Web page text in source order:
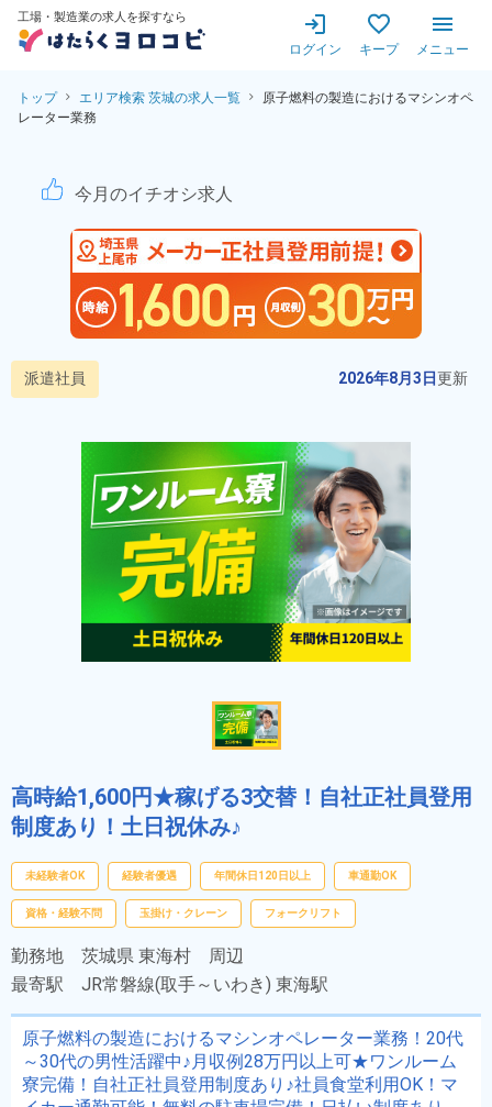
工場・製造業の求人を探すなら
ログイン キープ メニュー
トップ エリア検索 茨城の求人一覧
原子燃料の製造におけるマシンオペ
レーター業務
原子燃料の製造におけるマ
今月のイチオシ求人
派遣社員 2026年8月3日更新
高時給1,600円★稼げる3交替！自社正社員登用
制度あり！土日祝休み♪
未経験者OK 経験者優遇 年間休日120日以上 車通勤OK
資格・経験不問 玉掛け・クレーン フォークリフト
勤務地 茨城県 東海村 周辺
最寄駅 JR常磐線(取手～いわき) 東海駅
原子燃料の製造におけるマシンオペレーター業務！20代
～30代の男性活躍中♪月収例28万円以上可★ワンルーム
寮完備！自社正社員登用制度あり♪社員食堂利用OK！マ